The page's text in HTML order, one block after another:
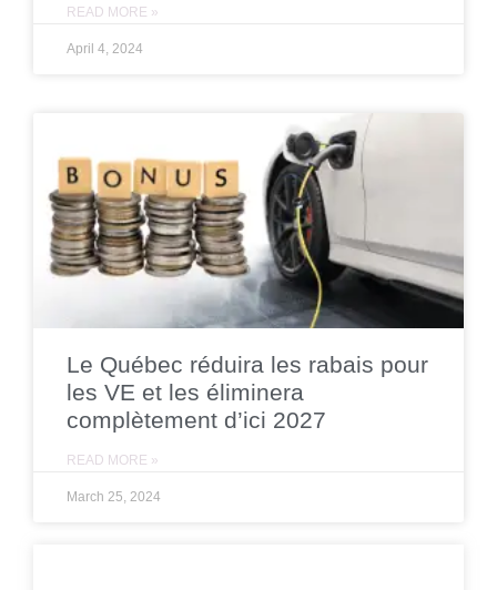
READ MORE »
April 4, 2024
Le Québec réduira les rabais pour
les VE et les éliminera
complètement d’ici 2027
READ MORE »
March 25, 2024